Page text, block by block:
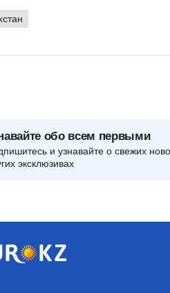
обо всем первыми
и узнавайте о свежих
эксклюзивах